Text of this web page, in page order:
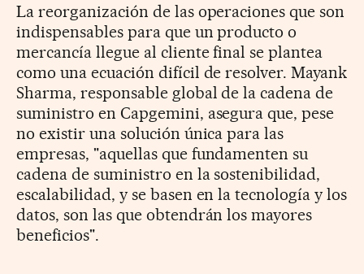
La reorganización de las operaciones que son
indispensables para que un producto o
mercancía llegue al cliente final se plantea
como una ecuación difícil de resolver. Mayank
Sharma, responsable global de la cadena de
suministro en Capgemini, asegura que, pese
no existir una solución única para las
empresas, "aquellas que fundamenten su
cadena de suministro en la sostenibilidad,
escalabilidad, y se basen en la tecnología y los
datos, son las que obtendrán los mayores
beneficios".